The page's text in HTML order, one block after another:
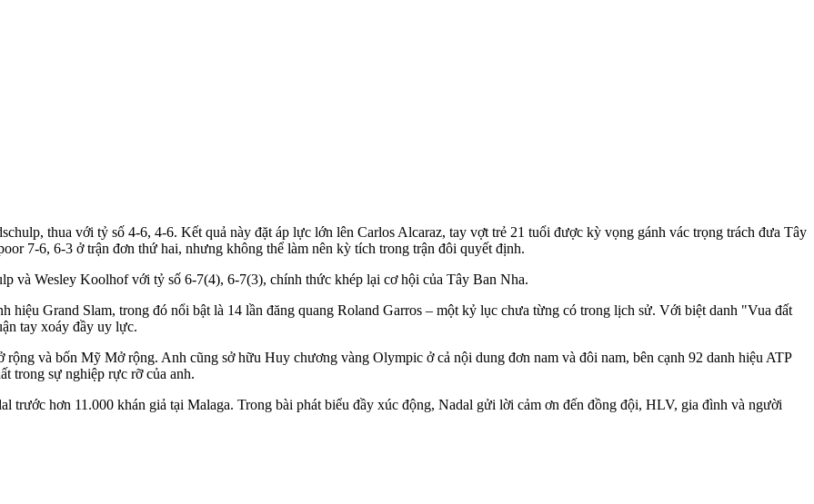
thua với tỷ số 4-6, 4-6. Kết quả này đặt áp lực lớn lên Carlos Alcaraz, tay vợt trẻ 21 tuổi được kỳ vọng gánh vác trọng trách đưa Tây
7-6, 6-3 ở trận đơn thứ hai, nhưng không thể làm nên kỳ tích trong trận đôi quyết định.
và Wesley Koolhof với tỷ số 6-7(4), 6-7(3), chính thức khép lại cơ hội của Tây Ban Nha.
hiệu Grand Slam, trong đó nổi bật là 14 lần đăng quang Roland Garros – một kỷ lục chưa từng có trong lịch sử. Với biệt danh "Vua đất
tay xoáy đầy uy lực.
và bốn Mỹ Mở rộng. Anh cũng sở hữu Huy chương vàng Olympic ở cả nội dung đơn nam và đôi nam, bên cạnh 92 danh hiệu ATP
trong sự nghiệp rực rỡ của anh.
trước hơn 11.000 khán giả tại Malaga. Trong bài phát biểu đầy xúc động, Nadal gửi lời cảm ơn đến đồng đội, HLV, gia đình và người